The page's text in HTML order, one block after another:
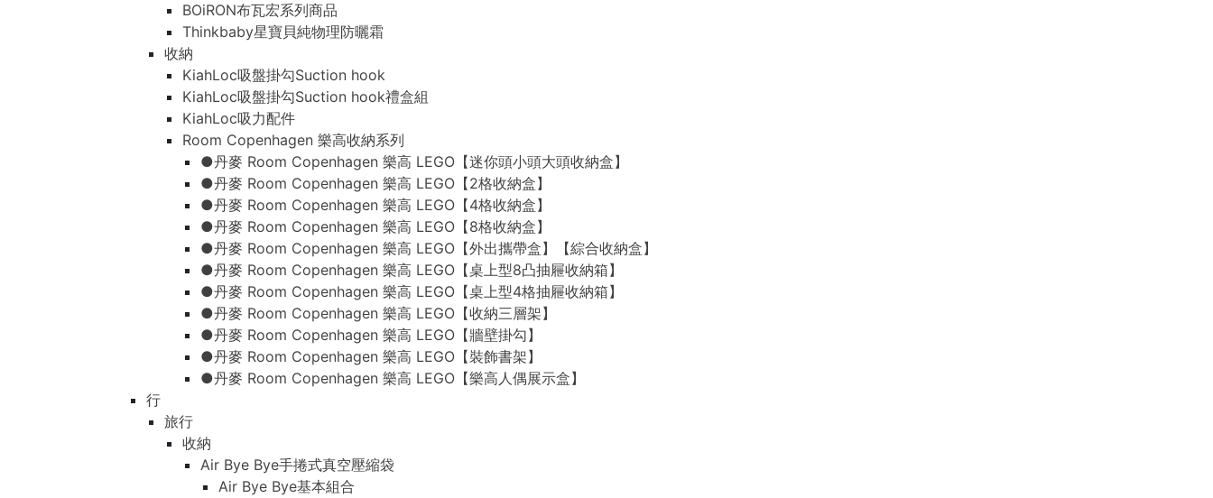
BOiRON布瓦宏系列商品
Thinkbaby星寶貝純物理防曬霜
收納
KiahLoc吸盤掛勾Suction hook
KiahLoc吸盤掛勾Suction hook禮盒組
KiahLoc吸力配件
Room Copenhagen 樂高收納系列
●丹麥 Room Copenhagen 樂高 LEGO【迷你頭小頭大頭收納盒】
●丹麥 Room Copenhagen 樂高 LEGO【2格收納盒】
●丹麥 Room Copenhagen 樂高 LEGO【4格收納盒】
●丹麥 Room Copenhagen 樂高 LEGO【8格收納盒】
●丹麥 Room Copenhagen 樂高 LEGO【外出攜帶盒】【綜合收納盒】
●丹麥 Room Copenhagen 樂高 LEGO【桌上型8凸抽屜收納箱】
●丹麥 Room Copenhagen 樂高 LEGO【桌上型4格抽屜收納箱】
●丹麥 Room Copenhagen 樂高 LEGO【收納三層架】
●丹麥 Room Copenhagen 樂高 LEGO【牆壁掛勾】
●丹麥 Room Copenhagen 樂高 LEGO【裝飾書架】
●丹麥 Room Copenhagen 樂高 LEGO【樂高人偶展示盒】
行
旅行
收納
Air Bye Bye手捲式真空壓縮袋
Air Bye Bye基本組合